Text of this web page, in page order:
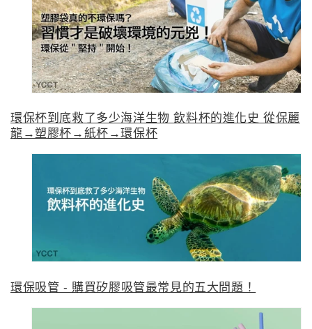
環保杯到底救了多少海洋生物 飲料杯的進化史 從保麗
龍→塑膠杯→紙杯→環保杯
環保吸管 - 購買矽膠吸管最常見的五大問題！